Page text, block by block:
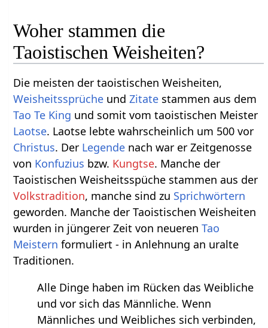
Woher stammen die
Taoistischen Weisheiten?
Die meisten der taoistischen Weisheiten,
Weisheitssprüche undZitate stammen aus dem
Tao Te King und somit vom taoistischen Meister
Laotse. Laotse lebte wahrscheinlich um 500 vor
Christus. Der Legende nach war er Zeitgenosse
von Konfuzius bzw. Kungtse. Manche der
Taoistischen Weisheitsspüche stammen aus der
Volkstradition, manche sind zu Sprichwörtern
geworden. Manche der Taoistischen Weisheiten
wurden in jüngerer Zeit von neuerenTao
Meistern formuliert - in Anlehnung an uralte
Traditionen.
Alle Dinge haben im Rücken das Weibliche
und vor sich das Männliche. Wenn
Männliches und Weibliches sich verbinden,